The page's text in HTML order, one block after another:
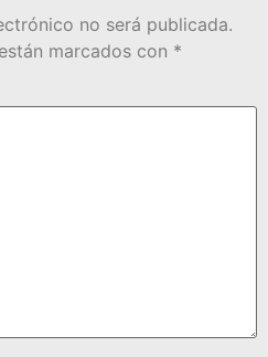
no será publicada.
marcados con *